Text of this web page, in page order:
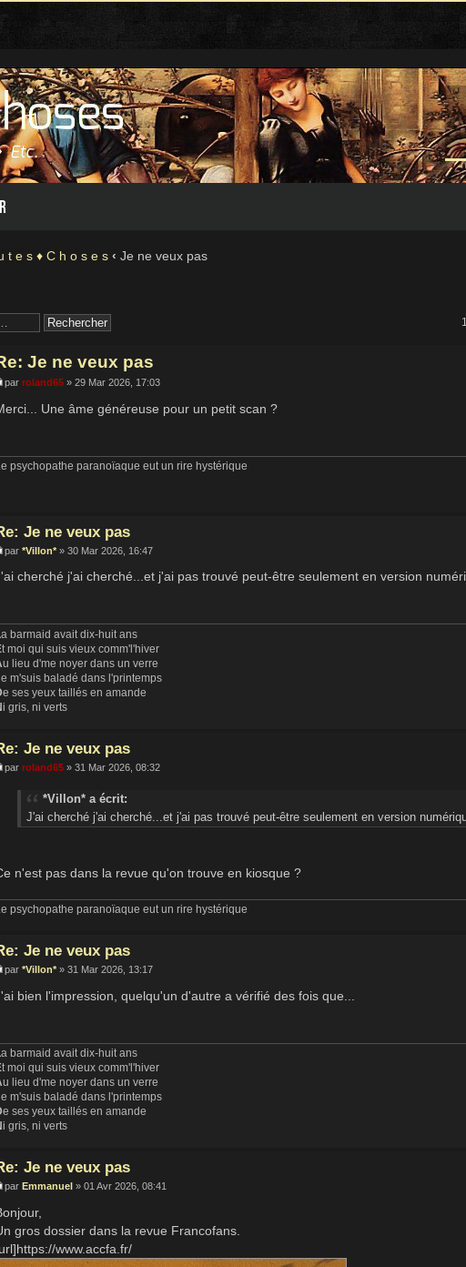
t e s ♦ C h o s e s ‹ Je ne veux pas
Je ne veux pas
par roland65 » 29 Mar 2026, 17:03
Une âme généreuse pour un petit scan ?
psychopathe paranoïaque eut un rire hystérique
Je ne veux pas
par *Villon* » 30 Mar 2026, 16:47
cherché j'ai cherché...et j'ai pas trouvé peut-être seulement en version
a barmaid avait dix-huit ans
t moi qui suis vieux comm'l'hiver
u lieu d'me noyer dans un verre
e m'suis baladé dans l'printemps
e ses yeux taillés en amande
i gris, ni verts
Je ne veux pas
par roland65 » 31 Mar 2026, 08:32
*Villon* a écrit:
J'ai cherché j'ai cherché...et j'ai pas trouvé peut-être seulement en version
n'est pas dans la revue qu'on trouve en kiosque ?
psychopathe paranoïaque eut un rire hystérique
Je ne veux pas
par *Villon* » 31 Mar 2026, 13:17
bien l'impression, quelqu'un d'autre a vérifié des fois que...
a barmaid avait dix-huit ans
t moi qui suis vieux comm'l'hiver
u lieu d'me noyer dans un verre
e m'suis baladé dans l'printemps
e ses yeux taillés en amande
i gris, ni verts
Je ne veux pas
par Emmanuel » 01 Avr 2026, 08:41
gros dossier dans la revue Francofans.
www.accfa.fr/